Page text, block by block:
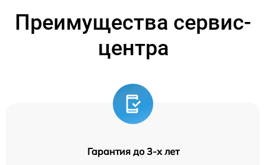
Преимущества сервис-
центра
Гарантия до 3-х лет